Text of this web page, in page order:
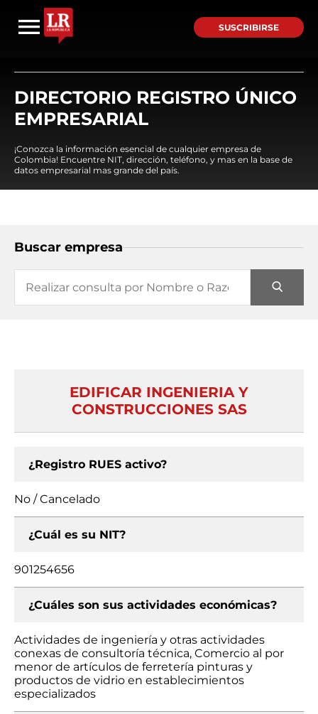
SUSCRIBIRSE
DIRECTORIO REGISTRO ÚNICO
EMPRESARIAL
¡Conozca la información esencial de cualquier empresa de
Colombia! Encuentre NIT, dirección, teléfono, y mas en la base de
datos empresarial mas grande del país.
Buscar empresa
EDIFICAR INGENIERIA Y
CONSTRUCCIONES SAS
¿Registro RUES activo?
No / Cancelado
¿Cuál es su NIT?
901254656
¿Cuáles son sus actividades económicas?
Actividades de ingeniería y otras actividades
conexas de consultoría técnica, Comercio al por
menor de artículos de ferretería pinturas y
productos de vidrio en establecimientos
especializados